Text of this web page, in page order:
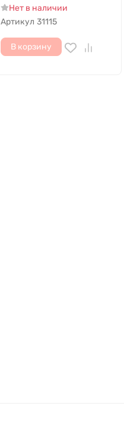
Нет в наличии
Артикул 31115
В корзину